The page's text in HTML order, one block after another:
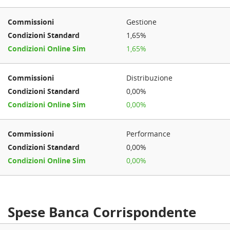
Gestione
1,65%
1,65%
Distribuzione
0,00%
0,00%
Performance
0,00%
0,00%
Spese Banca Corrispondente